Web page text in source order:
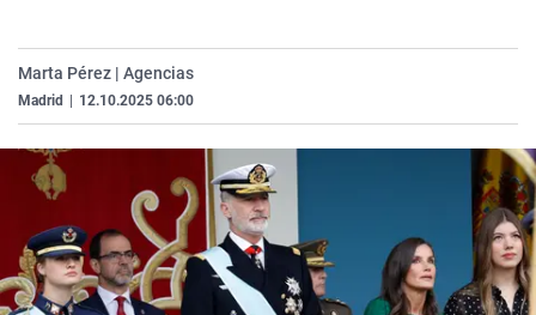
Marta Pérez | Agencias
Madrid 12.10.2025 06:00